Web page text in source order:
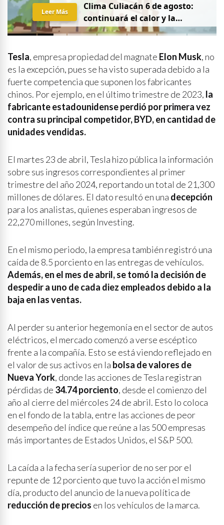
Clima Culiacán 6 de agosto:
continuará el calor y la
probabilidad de lluvia
Leer Más
Tesla, empresa propiedad del magnate Elon Musk, no
es la excepción, pues se ha visto superada debido a la
fuerte competencia que suponen los fabricantes
chinos. Por ejemplo, en el último trimestre de 2023, la
fabricante estadounidense perdió por primera vez
contra su principal competidor, BYD, en cantidad de
unidades vendidas.
El martes 23 de abril, Tesla hizo pública la información
sobre sus ingresos correspondientes al primer
trimestre del año 2024, reportando un total de 21,300
millones de dólares. El dato resultó en una decepción
para los analistas, quienes esperaban ingresos de
22,270 millones, según Investing.
En el mismo periodo, la empresa también registró una
caída de 8.5 porciento en las entregas de vehículos.
Además, en el mes de abril, se tomó la decisión de
despedir a uno de cada diez empleados debido a la
baja en las ventas.
Al perder su anterior hegemonía en el sector de autos
eléctricos, el mercado comenzó a verse escéptico
frente a la compañía. Esto se está viendo reflejado en
el valor de sus activos en la bolsa de valores de
Nueva York, donde las acciones de Tesla registran
pérdidas de 34.74 porciento, desde el comienzo del
año al cierre del miércoles 24 de abril. Esto lo coloca
en el fondo de la tabla, entre las acciones de peor
desempeño del índice que reúne a las 500 empresas
más importantes de Estados Unidos, el S&P 500.
La caída a la fecha sería superior de no ser por el
repunte de 12 porciento que tuvo la acción el mismo
día, producto del anuncio de la nueva política de
reducción de precios en los vehículos de la marca.